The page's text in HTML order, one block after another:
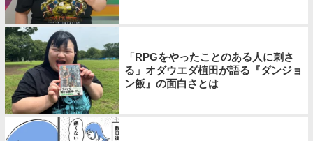
「RPGをやったことのある人に刺さ
る」オダウエダ植田が語る『ダンジョ
ン飯』の面白さとは